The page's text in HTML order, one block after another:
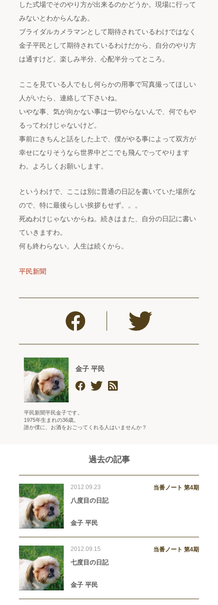
した式場でそのやり方が出来るのかどうか。現場に行って
みないとわからんなあ。
ブライダルカメラマンとして期待されているわけではなく
金子平民として期待されているわけだから、自分のやり方
は通すけど。楽しみ半分、心配半分ってところ。
ここを見ている人でもし何らかの用事で写真撮ってほしい
人がいたら、連絡して下さいね。
いやな事、気が向かない事は一切やらないんで、何でもや
るってわけじゃないけど。
事前にきちんと話をした上で、僕がやる事によって双方が
幸せになりそうなら世界中どこでも飛んでってやります
わ。よろしくお願いします。
というわけで、ここは別に普通の日記を書いていた場所な
ので、特に最後らしい挨拶もせず。。。
死ぬわけじゃないからね。続きはまた、自分の日記に書い
ていきますわ。
何も終わらない。人生は続くから。
平民新聞
金子 平民
平民新聞平民金子です。
1975年生まれの36歳。
誰か僕に、お酒をおごってくれる人はいませんか？
過去の記事
2012.09.23 当番ノート 第4期
八度目の日記
金子 平民
2012.09.15 当番ノート 第4期
七度目の日記
金子 平民